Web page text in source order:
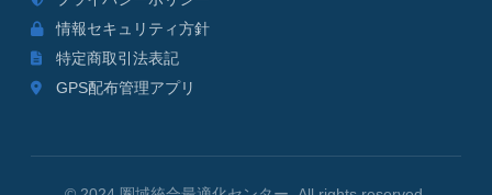
情報セキュリティ方針
特定商取引法表記
GPS配布管理アプリ